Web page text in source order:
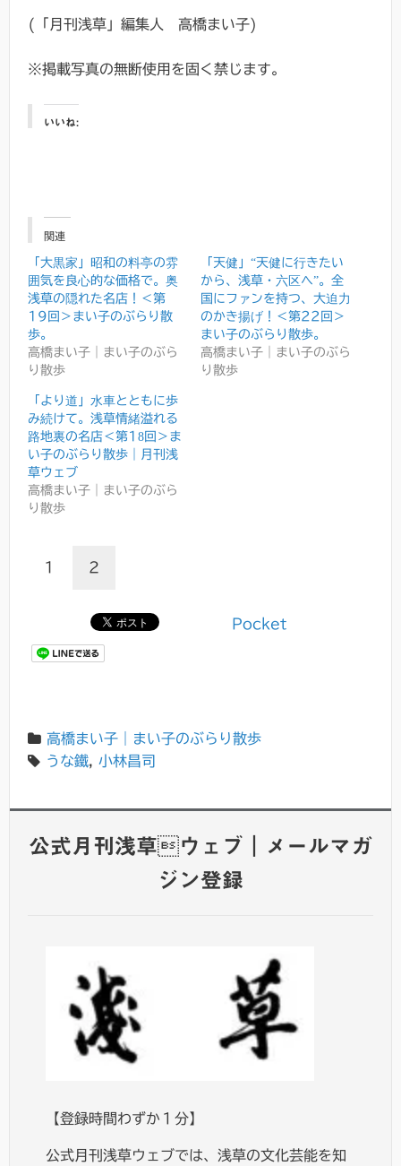
(「月刊浅草」編集人 高橋まい子)
※掲載写真の無断使用を固く禁じます。
いいね:
関連
「大黒家」昭和の料亭の雰
囲気を良心的な価格で。奥
浅草の隠れた名店！＜第
19回＞まい子のぶらり散
歩。
高橋まい子｜まい子のぶら
り散歩
「天健」“天健に行きたい
から、浅草・六区へ”。全
国にファンを持つ、大迫力
のかき揚げ！＜第22回＞
まい子のぶらり散歩。
高橋まい子｜まい子のぶら
り散歩
「より道」水車とともに歩
み続けて。浅草情緒溢れる
路地裏の名店＜第18回＞ま
い子のぶらり散歩｜月刊浅
草ウェブ
高橋まい子｜まい子のぶら
り散歩
1 2
Pocket
高橋まい子｜まい子のぶらり散歩
うな鐵, 小林昌司
公式月刊浅草ウェブ｜メールマガ
ジン登録
【登録時間わずか１分】
公式月刊浅草ウェブでは、浅草の文化芸能を知